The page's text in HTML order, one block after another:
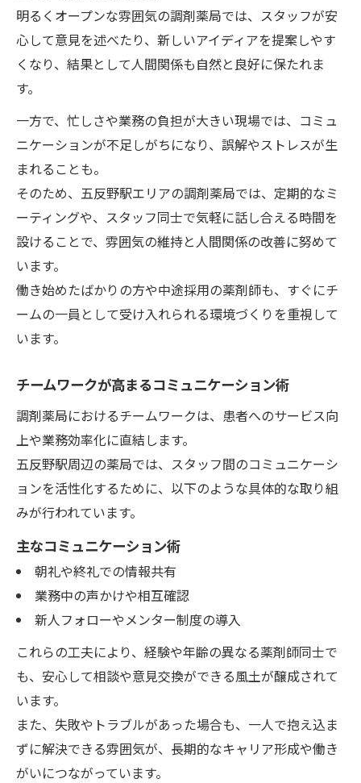
人間関係とキャリア形成の両立方法
コミュニケーションが生む信頼と成長
は
人間関係が薬剤師キャリアに及ぼす影響
職場の信頼関係が成長につながる理由
人間関係の良さがモチベーションを高める
キャリア選択で重視したい人間関係の質
明るくオープンな雰囲気の調剤薬局では、スタッフが安
心して意見を述べたり、新しいアイディアを提案しやす
くなり、結果として人間関係も自然と良好に保たれま
す。
一方で、忙しさや業務の負担が大きい現場では、コミュ
ニケーションが不足しがちになり、誤解やストレスが生
まれることも。
そのため、五反野駅エリアの調剤薬局では、定期的なミ
ーティングや、スタッフ同士で気軽に話し合える時間を
設けることで、雰囲気の維持と人間関係の改善に努めて
います。
働き始めたばかりの方や中途採用の薬剤師も、すぐにチ
ームの一員として受け入れられる環境づくりを重視して
います。
チームワークが高まるコミュニケーション術
調剤薬局におけるチームワークは、患者へのサービス向
上や業務効率化に直結します。
五反野駅周辺の薬局では、スタッフ間のコミュニケーシ
ョンを活性化するために、以下のような具体的な取り組
みが行われています。
主なコミュニケーション術
朝礼や終礼での情報共有
業務中の声かけや相互確認
新人フォローやメンター制度の導入
これらの工夫により、経験や年齢の異なる薬剤師同士で
も、安心して相談や意見交換ができる風土が醸成されて
います。
また、失敗やトラブルがあった場合も、一人で抱え込ま
ずに解決できる雰囲気が、長期的なキャリア形成や働き
がいにつながっています。